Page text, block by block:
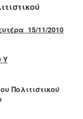
15/11/2010
Υ
Πολιτιστικού